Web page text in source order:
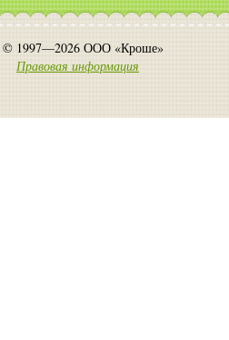
© 1997—2026 ООО «Кроше»
Правовая информация